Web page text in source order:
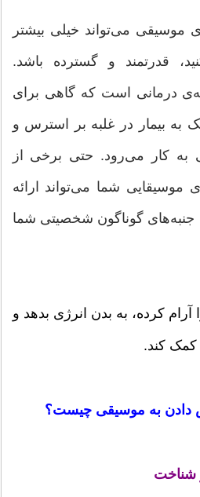
موسیقی می‌تواند خیلی بیشتر
قدرتمند و گسترده باشد.
درمانی است که گاهی برای
به بیمار در غلبه بر استرس و
کار می‌رود. حتی برخی از
موسیقایی شما می‌تواند ارائه
گوناگون شخصیتی شما
کرده، به بدن انرژی بدهد و
کمک کند.
دادن به موسیقی چیست؟